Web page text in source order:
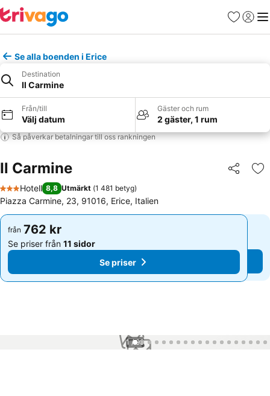
Favoriter
Logga
Se alla boenden i Erice
Destination
Il Carmine
Från/till
Välj datum
Gäster och rum
2 gäster, 1 rum
Så påverkar betalningar till oss rankningen
Il Carmine Dela
3 Stjärnor
Hotell 8,8 Utmärkt (1 481 betyg)
Piazza Carmine, 23, 91016, Erice, Italien
från 762 kr
Se priser från 11 sidor
Se priser
från 762 kr
Se priser från 11 sidor
Se priser
1 / 99